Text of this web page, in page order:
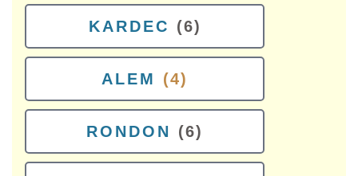
KARDEC (6)
ALEM (4)
RONDON (6)